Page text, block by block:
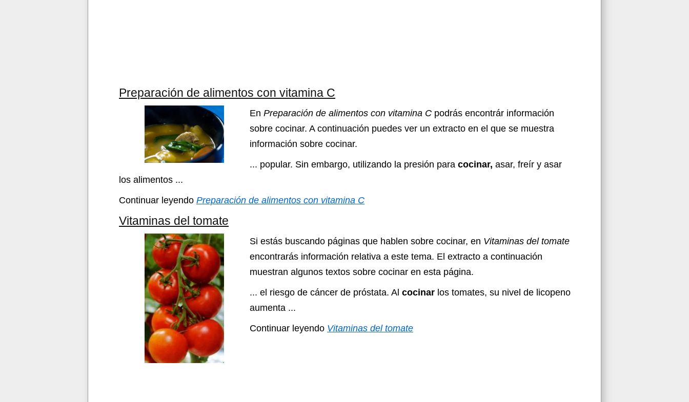
Preparación de alimentos con vitamina C
En Preparación de alimentos con vitamina C podrás encontrár información
sobre cocinar. A continuación puedes ver un extracto en el que se muestra
información sobre cocinar.
... popular. Sin embargo, utilizando la presión para cocinar, asar, freír y asar
los alimentos ...
Continuar leyendo Preparación de alimentos con vitamina C
Vitaminas del tomate
Si estás buscando páginas que hablen sobre cocinar, en Vitaminas del tomate
encontrarás información relativa a este tema. El extracto a continuación
muestran algunos textos sobre cocinar en esta página.
... el riesgo de cáncer de próstata. Al cocinar los tomates, su nivel de licopeno
aumenta ...
Continuar leyendo Vitaminas del tomate